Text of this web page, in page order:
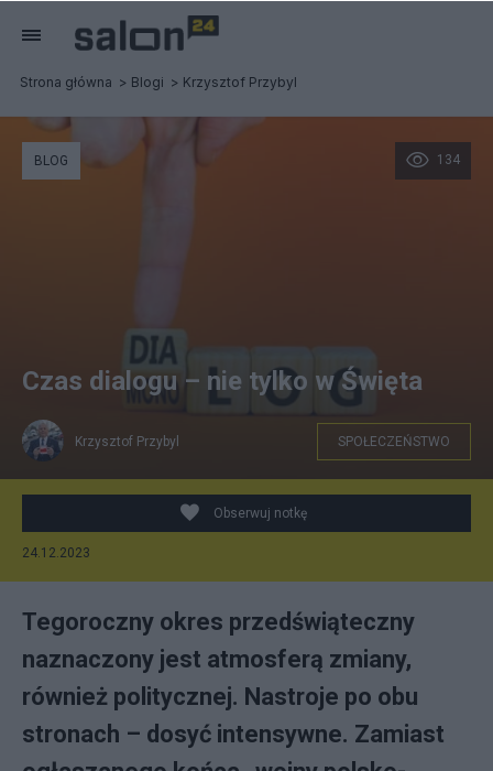
Strona główna Blogi Krzysztof Przybyl
Shutterstock
134
BLOG
Czas dialogu – nie tylko w Święta
Krzysztof Przybyl SPOŁECZEŃSTWO
Obserwuj notkę
24.12.2023
Tegoroczny okres przedświąteczny
naznaczony jest atmosferą zmiany,
również politycznej. Nastroje po obu
stronach – dosyć intensywne. Zamiast